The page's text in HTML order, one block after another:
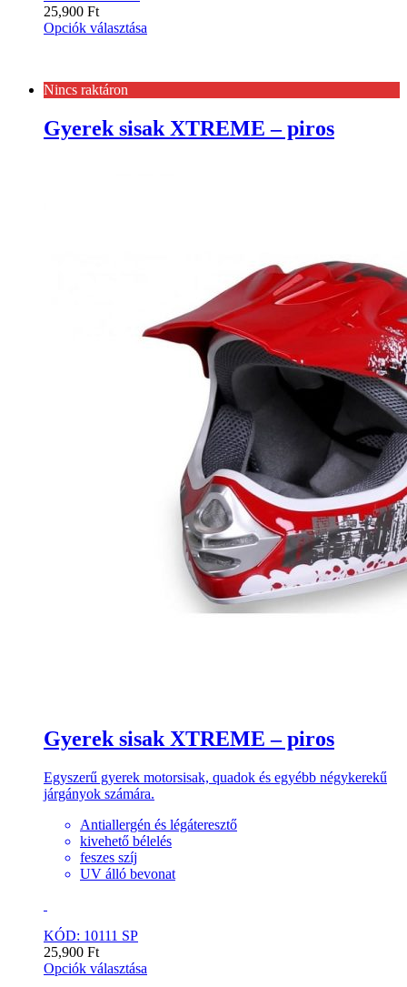
25,900 Ft
Opciók választása
Nincs raktáron
Gyerek sisak XTREME – piros
Gyerek sisak XTREME – piros
Egyszerű gyerek motorsisak, quadok és egyébb négykerekű
járgányok számára.
Antiallergén és légáteresztő
kivehető bélelés
feszes szíj
UV álló bevonat
KÓD: 10111 SP
25,900 Ft
Opciók választása